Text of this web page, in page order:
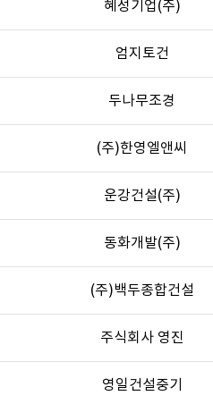
혜성기업(주)
엄지토건
두나무조경
(주)한영엘앤씨
운강건설(주)
동화개발(주)
(주)백두종합건설
주식회사 영진
영일건설중기